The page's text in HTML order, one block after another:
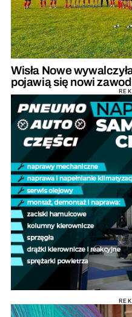
Wisła Nowe
pojawią się nowi